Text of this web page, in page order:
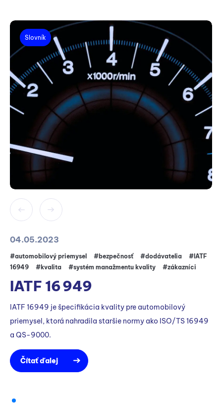
Slovník
04.05.2023
#automobilový priemysel #bezpečnosť #dodávatelia
#IATF
16949
#kvalita #systém manažmentu kvality #zákazníci
IATF 16 949
IATF 16949 je špecifikácia kvality pre automobilový
priemysel, ktorá nahradila staršie normy ako ISO/TS 16949
a QS-9000.
Čítať ďalej